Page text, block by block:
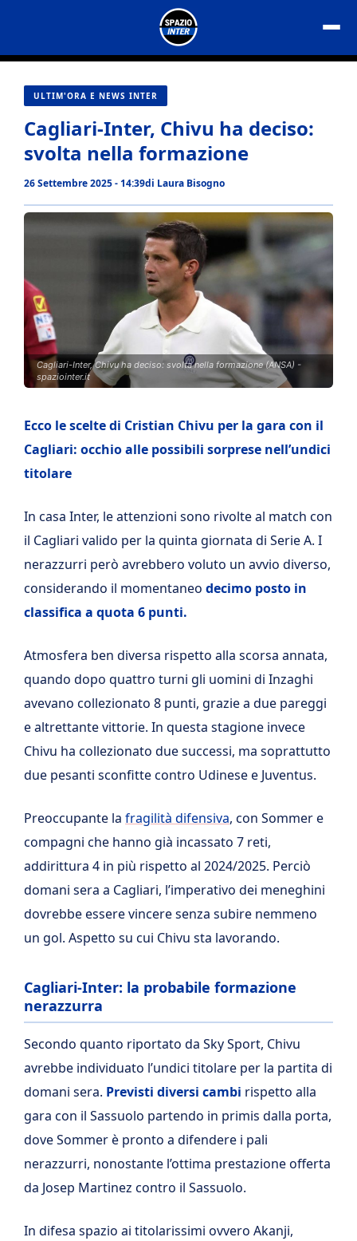
contenuto
ULTIM'ORA E NEWS INTER
Cagliari-Inter, Chivu ha deciso:
svolta nella formazione
26 Settembre 2025 - 14:39di Laura Bisogno
Cagliari-Inter, Chivu ha deciso: svolta nella formazione (ANSA) -
spaziointer.it
Ecco le scelte di Cristian Chivu per la gara con il
Cagliari: occhio alle possibili sorprese nell’undici
titolare
In casa Inter, le attenzioni sono rivolte al match con
il Cagliari valido per la quinta giornata di Serie A. I
nerazzurri però avrebbero voluto un avvio diverso,
considerando il momentaneo decimo posto in
classifica a quota 6 punti.
Atmosfera ben diversa rispetto alla scorsa annata,
quando dopo quattro turni gli uomini di Inzaghi
avevano collezionato 8 punti, grazie a due pareggi
e altrettante vittorie. In questa stagione invece
Chivu ha collezionato due successi, ma soprattutto
due pesanti sconfitte contro Udinese e Juventus.
Preoccupante la fragilità difensiva, con Sommer e
compagni che hanno già incassato 7 reti,
addirittura 4 in più rispetto al 2024/2025. Perciò
domani sera a Cagliari, l’imperativo dei meneghini
dovrebbe essere vincere senza subire nemmeno
un gol. Aspetto su cui Chivu sta lavorando.
Cagliari-Inter: la probabile formazione
nerazzurra
Secondo quanto riportato da Sky Sport, Chivu
avrebbe individuato l’undici titolare per la partita di
domani sera. Previsti diversi cambi rispetto alla
gara con il Sassuolo partendo in primis dalla porta,
dove Sommer è pronto a difendere i pali
nerazzurri, nonostante l’ottima prestazione offerta
da Josep Martinez contro il Sassuolo.
In difesa spazio ai titolarissimi ovvero Akanji,